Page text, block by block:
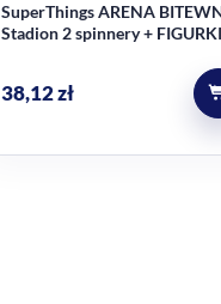
SuperThings ARENA
Stadion 2 spinnery + FIGURKI
38,12zł